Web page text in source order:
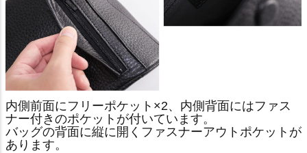
内側前面にフリーポケット×2、内側背面にはファス
ナー付きのポケットが付いています。
バッグの背面に縦に開くファスナーアウトポケットが
あります。